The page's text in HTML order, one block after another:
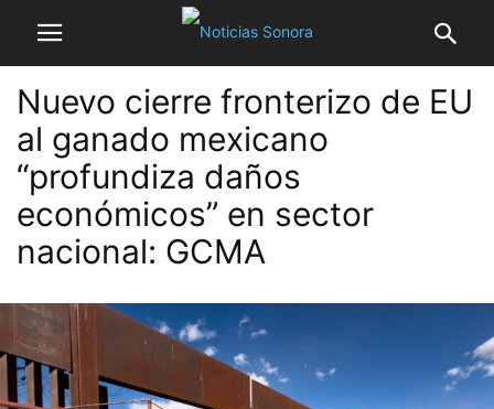
Nuevo cierre fronterizo de EU
al ganado mexicano
“profundiza daños
económicos” en sector
nacional: GCMA